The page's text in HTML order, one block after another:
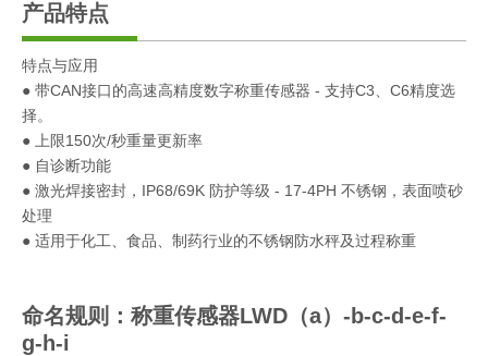
产品特点
特点与应用
● 带CAN接口的高速高精度数字称重传感器 - 支持C3、C6精度选
择。
● 上限150次/秒重量更新率
● 自诊断功能
● 激光焊接密封，IP68/69K 防护等级 - 17-4PH 不锈钢，表面喷砂
处理
● 适用于化工、食品、制药行业的不锈钢防水秤及过程称重
命名规则：称重传感器LWD（a）-b-c-d-e-f-
g-h-i